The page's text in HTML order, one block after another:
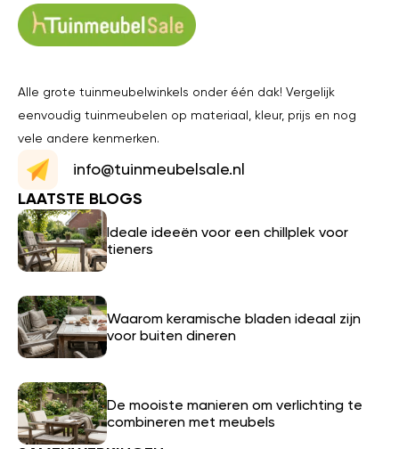
Alle grote tuinmeubelwinkels onder één dak! Vergelijk
eenvoudig tuinmeubelen op materiaal, kleur, prijs en nog
vele andere kenmerken.
info@tuinmeubelsale.nl
LAATSTE BLOGS
Ideale ideeën voor een chillplek voor
tieners
Waarom keramische bladen ideaal zijn
voor buiten dineren
De mooiste manieren om verlichting te
combineren met meubels